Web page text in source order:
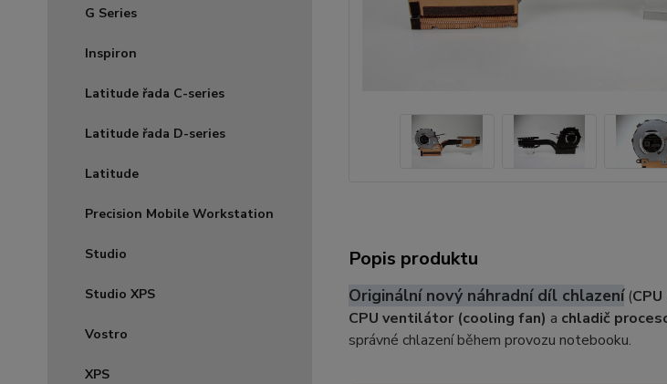
G Series
Inspiron
Latitude řada C-series
Latitude řada D-series
Latitude
Precision Mobile Workstation
Studio
Studio XPS
Vostro
XPS
Popis produktu
Originální nový náhradní díl chlazení(
CPU ventilátor (cooling fan) a chladič
správné chlazení během provozu notebooku.